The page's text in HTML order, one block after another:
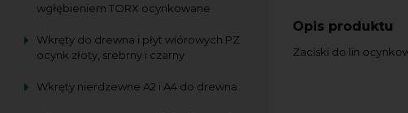
wgłębieniem TORX ocynkowane
Wkręty do drewna i płyt wiórowych PZ
ocynk złoty, srebrny i czarny
Wkręty nierdzewne A2 i A4 do drewna
Opis produktu
Zaciski do lin